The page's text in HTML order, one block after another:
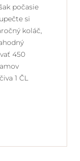
počasie
si
koláč,
450
1 ČL